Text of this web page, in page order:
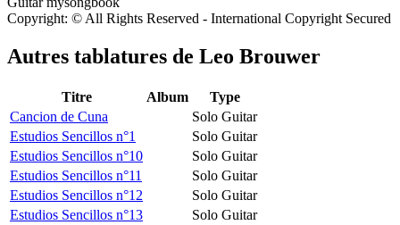
Copyright: © All Rights Reserved - International Copyright Secured
Autres tablatures de Leo Brouwer
Titre Album
Type
Cancion de Cuna
Solo Guitar
Estudios Sencillos n°1
Solo Guitar
Estudios Sencillos n°10
Solo Guitar
Estudios Sencillos n°11
Solo Guitar
Estudios Sencillos n°12
Solo Guitar
Estudios Sencillos n°13
Solo Guitar